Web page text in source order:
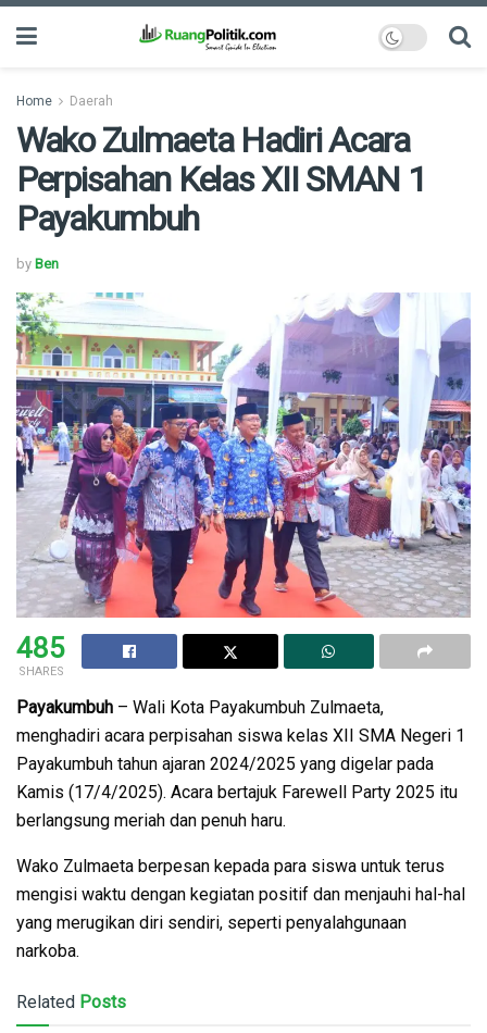
Home Daerah
Wako Zulmaeta Hadiri Acara
Perpisahan Kelas XII SMAN 1
Payakumbuh
by Ben
485
SHARES
Payakumbuh – Wali Kota Payakumbuh Zulmaeta,
menghadiri acara perpisahan siswa kelas XII SMA Negeri 1
Payakumbuh tahun ajaran 2024/2025 yang digelar pada
Kamis (17/4/2025). Acara bertajuk Farewell Party 2025 itu
berlangsung meriah dan penuh haru.
Wako Zulmaeta berpesan kepada para siswa untuk terus
mengisi waktu dengan kegiatan positif dan menjauhi hal-hal
yang merugikan diri sendiri, seperti penyalahgunaan
narkoba.
Related Posts